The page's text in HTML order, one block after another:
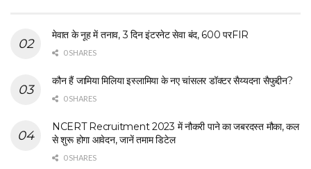
मेवात के नूह में तनाव, 3 दिन इंटरनेट सेवा बंद, 600 परFIR
0 SHARES
कौन हैं जामिया मिलिया इस्लामिया के नए चांसलर डॉक्टर सैय्यदना सैफुद्दीन?
0 SHARES
NCERT Recruitment 2023 में नौकरी पाने का जबरदस्त मौका, कल
से शुरू होगा आवेदन, जानें तमाम डिटेल
0 SHARES